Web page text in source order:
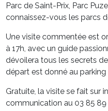
Parc de Saint-Prix, Parc
connaissez-vous les parcs
Une visite commentée est
à 17h, avec un guide
dévoilera tous les secrets
départ est donné au parking
Gratuite, la visite se fait sur
communication au 03 85 89